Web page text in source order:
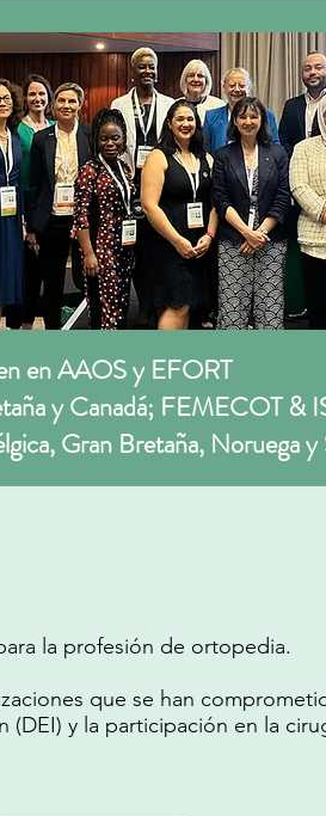
en AAOS y EFORT
y Canadá; FEMECOT &
Gran Bretaña, Noruega y
la profesión de ortopedia.
que se han
y la participación en la